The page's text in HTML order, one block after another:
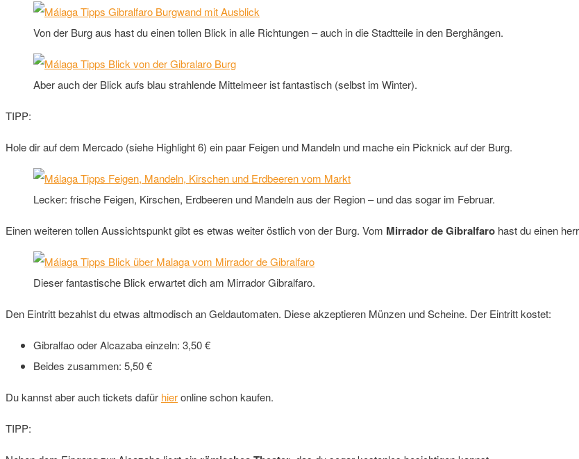
Von der Burg aus hast du einen tollen Blick in alle Richtungen – auch in die Stadtteile in den Berghängen.
Aber auch der Blick aufs blau strahlende Mittelmeer ist fantastisch (selbst im Winter).
TIPP:
Hole dir auf dem Mercado (siehe Highlight 6) ein paar Feigen und Mandeln und mache ein Picknick auf der Burg.
Lecker: frische Feigen, Kirschen, Erdbeeren und Mandeln aus der Region – und das sogar im Februar.
Einen weiteren tollen Aussichtspunkt gibt es etwas weiter östlich von der Burg. Vom Mirrador de Gibralfaro hast du einen
Dieser fantastische Blick erwartet dich am Mirrador Gibralfaro.
Den Eintritt bezahlst du etwas altmodisch an Geldautomaten. Diese akzeptieren Münzen und Scheine. Der Eintritt kostet:
Gibralfao oder Alcazaba einzeln: 3,50 €
Beides zusammen: 5,50 €
Du kannst aber auch tickets dafür hieronline schon kaufen.
TIPP: